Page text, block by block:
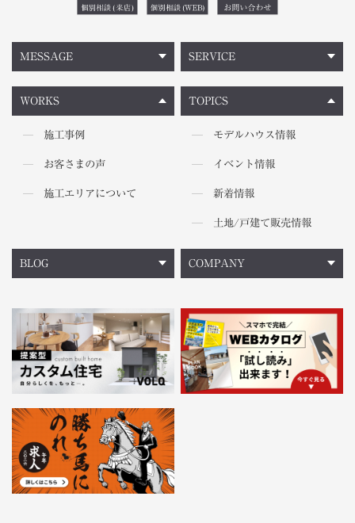
MESSAGE
WORKS
施工事例
お客さまの声
施工エリアについて
TOPICS
モデルハウス情報
イベント情報
新着情報
土地/戸建て販売情報
SERVICE
BLOG COMPANY